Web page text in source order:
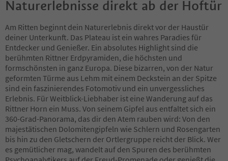
Naturerlebnisse direkt ab der Hoftür
Am Ritten beginnt dein Naturerlebnis direkt vor der Haustür
deiner Unterkunft. Das Plateau ist ein wahres Paradies für
Entdecker und Genießer. Ein absolutes Highlight sind die
berühmten Rittner Erdpyramiden, die höchsten und
formschönsten in ganz Europa. Diese bizarren, von der Natur
geformten Türme aus Lehm mit einem Deckstein an der Spitze
sind ein faszinierendes Fotomotiv und ein unvergessliches
Erlebnis. Für Weitblick-Liebhaber ist eine Wanderung auf das
Rittner Horn ein Muss. Von seinem Gipfel aus entfaltet sich ein
360-Grad-Panorama, das dir den Atem rauben wird: Von den
majestätischen Dolomitengipfeln wie Schlern und Rosengarten
bis hin zu den Gletschern der Ortlergruppe reicht der Blick. Wer
es gemütlicher mag, wandelt auf den Spuren des berühmten